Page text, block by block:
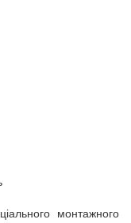
монтажного